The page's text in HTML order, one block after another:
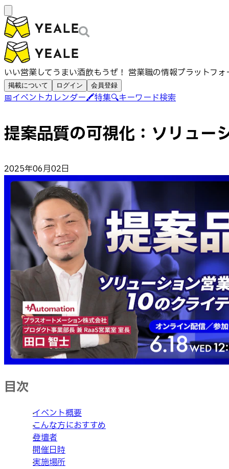
いい営業してうまい酒飲もうぜ！ 営業職の情報プラットフォ
掲載について ログイン 会員登録
📅イベントカレンダー🖍️特集🔍キーワード検索
提案品質の可視化：ソリュー
2025年06月02日
目次
イベント概要
こんな方におすすめ
登壇者
開催日時
実施場所